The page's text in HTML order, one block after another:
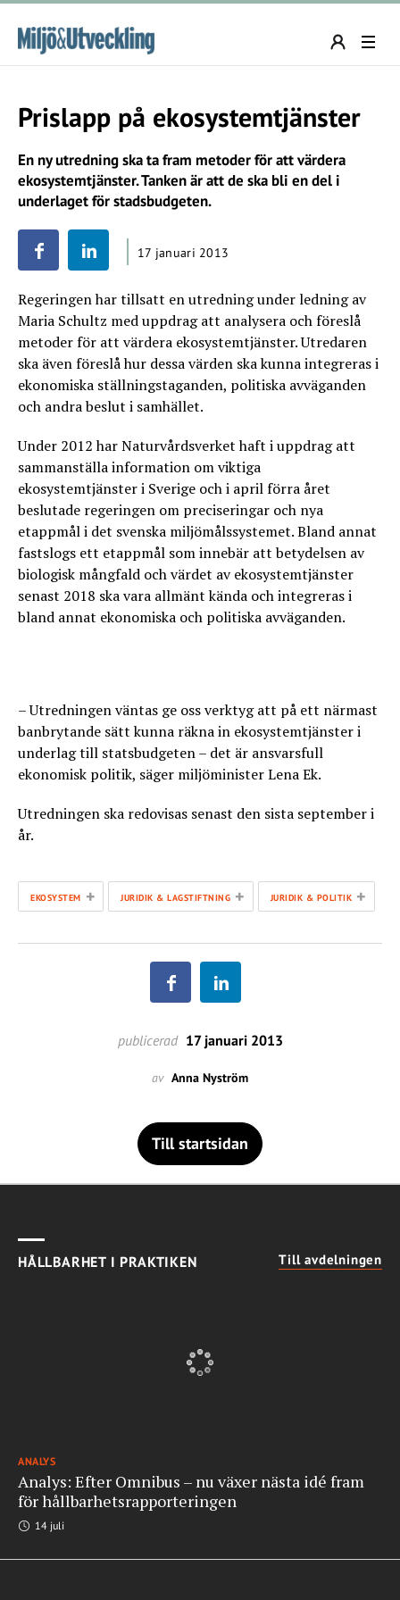
Prislapp på ekosystemtjänster
En ny utredning ska ta fram metoder för att värdera
ekosystemtjänster. Tanken är att de ska bli en del i
underlaget för stadsbudgeten.
17 januari 2013
Regeringen har tillsatt en utredning under ledning av
Maria Schultz med uppdrag att analysera och föreslå
metoder för att värdera ekosystemtjänster. Utredaren
ska även föreslå hur dessa värden ska kunna integreras i
ekonomiska ställningstaganden, politiska avväganden
och andra beslut i samhället.
Under 2012 har Naturvårdsverket haft i uppdrag att
sammanställa information om viktiga
ekosystemtjänster i Sverige och i april förra året
beslutade regeringen om preciseringar och nya
etappmål i det svenska miljömålssystemet. Bland annat
fastslogs ett etappmål som innebär att betydelsen av
biologisk mångfald och värdet av ekosystemtjänster
senast 2018 ska vara allmänt kända och integreras i
bland annat ekonomiska och politiska avväganden.
– Utredningen väntas ge oss verktyg att på ett närmast
banbrytande sätt kunna räkna in ekosystemtjänster i
underlag till statsbudgeten – det är ansvarsfull
ekonomisk politik, säger miljöminister Lena Ek.
Utredningen ska redovisas senast den sista september i
år.
EKOSYSTEM + JURIDIK & LAGSTIFTNING + JURIDIK & POLITIK +
publicerad 17 januari 2013
av Anna Nyström
Till startsidan
HÅLLBARHET I PRAKTIKEN Till avdelningen
ANALYS
Analys: Efter Omnibus – nu växer nästa idé fram
för hållbarhetsrapporteringen
14 juli